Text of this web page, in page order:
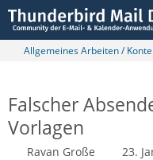
Allgemeines Arbeiten /
Falscher
Vorlagen
Ravan Große
23.